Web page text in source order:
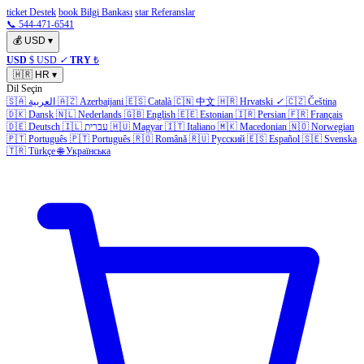
ticket Destek book Bilgi Bankası star Referanslar
📞 544-471-6541
💰 USD ▾
USD $ USD ✓ TRY ₺
🇭🇷 HR ▾
Dil Seçin
🇸🇦 العربية 🇦🇿 Azerbaijani 🇪🇸 Català 🇨🇳 中文 🇭🇷 Hrvatski ✓ 🇨🇿 Čeština
🇩🇰 Dansk 🇳🇱 Nederlands 🇬🇧 English 🇪🇪 Estonian 🇮🇷 Persian 🇫🇷 Français
🇩🇪 Deutsch 🇮🇱 עברית 🇭🇺 Magyar 🇮🇹 Italiano 🇲🇰 Macedonian 🇳🇴 Norwegian
🇵🇹 Português 🇵🇹 Português 🇷🇴 Română 🇷🇺 Русский 🇪🇸 Español 🇸🇪 Svenska
🇹🇷 Türkçe 🌐 Українська